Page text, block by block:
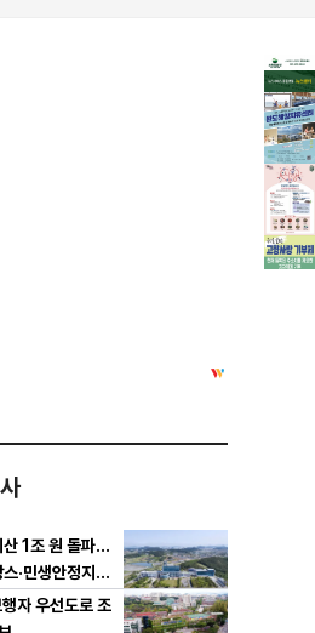
산 1조 원 돌파…
·민생안정지원
자 우선도로 조